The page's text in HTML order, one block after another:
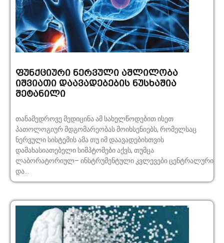
ფუნქციური ნერვული აშლილობა
იშვიათი დაავადებების ნუსხაშია
შეტანილი
თანამედროვე მედიცინა ამ სახელწოდებით ისეთ
პათოლოგიურ მდგომარეობას მოიხსენიებს, რომელსაც
ნერვული სისტემის ამა თუ იმ დაავადებისთვის
დამახასიათებელი სიმპტომები აქვს, თუმცა
ლაბორატორიულ– ინსტრუმენტული კვლევები ცენტრალური
და...